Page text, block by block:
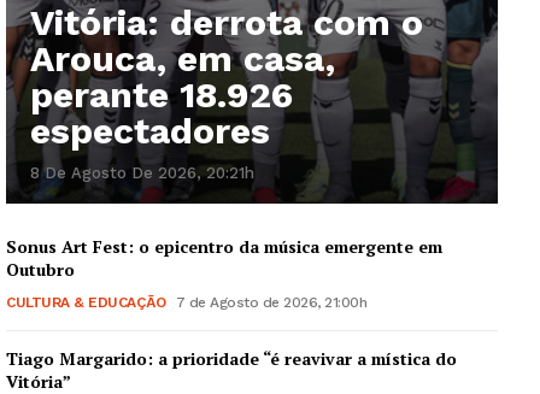
Vitória: derrota com o
Arouca, em casa,
perante 18.926
espectadores
8 De Agosto De 2026, 20:21h
Sonus Art Fest: o epicentro da música emergente em
Outubro
CULTURA & EDUCAÇÃO 7 de Agosto de 2026, 21:00h
Tiago Margarido: a prioridade “é reavivar a mística do
Vitória”